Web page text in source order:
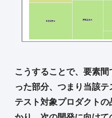
こうすることで、要素
った部分、つまり当該テ
テスト対象プロダクト